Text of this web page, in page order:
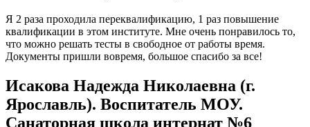
Я 2 раза проходила переквалификацию, 1 раз повышение
квалификации в этом институте. Мне очень понравилось то,
что можно решать тесты в свободное от работы время.
Документы пришли вовремя, большое спасибо за все!
Исакова Надежда Николаевна (г.
Ярославль). Воспитатель МОУ.
Санаторная школа интернат №6